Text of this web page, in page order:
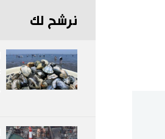
اقتصاد
مجتمع
ثقافة
نرشح لك